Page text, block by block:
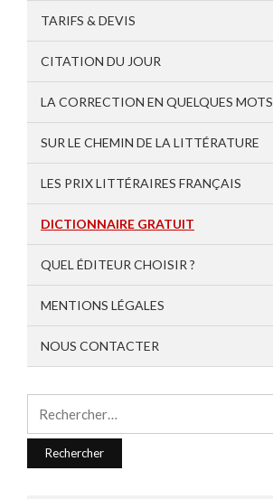
TARIFS & DEVIS
CITATION DU JOUR
LA CORRECTION EN QUELQUES MOTS
SUR LE CHEMIN DE LA LITTÉRATURE
LES PRIX LITTÉRAIRES FRANÇAIS
DICTIONNAIRE GRATUIT
QUEL ÉDITEUR CHOISIR ?
MENTIONS LÉGALES
NOUS CONTACTER